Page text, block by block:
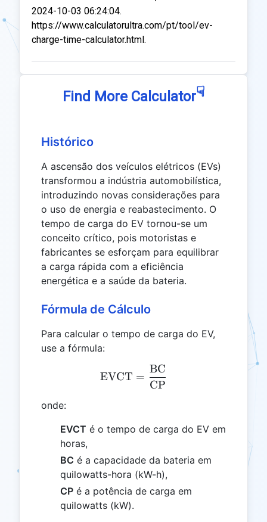
2024-10-03 06:24:04.
https://www.calculatorultra.com/pt/tool/ev-
charge-time-calculator.html.
Find More Calculator☟
Histórico
A ascensão dos veículos elétricos (EVs)
transformou a indústria automobilística,
introduzindo novas considerações para
o uso de energia e reabastecimento. O
tempo de carga do EV tornou-se um
conceito crítico, pois motoristas e
fabricantes se esforçam para equilibrar
a carga rápida com a eficiência
energética e a saúde da bateria.
Fórmula de Cálculo
Para calcular o tempo de carga do EV,
use a fórmula:
\text{EVCT} =
EVCT =
CP
BC
onde:
EVCT é o tempo de carga do EV em
horas,
BC é a capacidade da bateria em
quilowatts-hora (kW-h),
CP é a potência de carga em
quilowatts (kW).